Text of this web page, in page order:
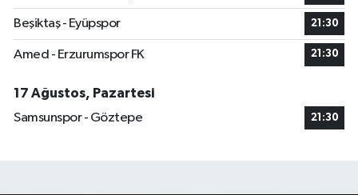
Beşiktaş - Eyüpspor 21:30
Amed - Erzurumspor FK 21:30
17 Ağustos, Pazartesi
Samsunspor - Göztepe
21:30